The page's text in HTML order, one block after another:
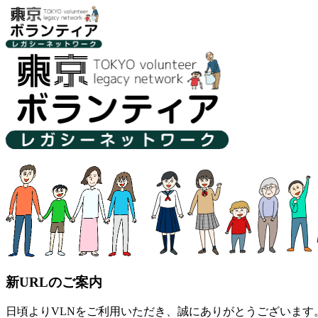
新URLのご案内
日頃よりVLNをご利用いただき、誠にありがとうございます